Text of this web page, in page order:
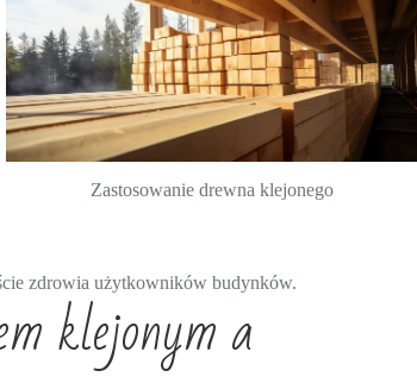
Zastosowanie drewna klejonego
zdrowia użytkowników budynków.
klejonym a